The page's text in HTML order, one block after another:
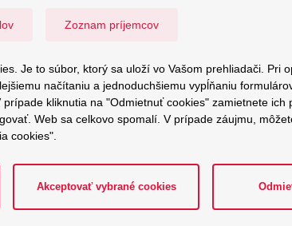
Zoznam príjemcov
Je to súbor, ktorý sa uloží vo Vašom prehliadači. Pri
načítaniu a jednoduchšiemu vypĺňaniu
kliknutia na "Odmietnuť cookies" zamietnete ich
Web sa celkovo spomalí. V prípade záujmu,
cookies".
Akceptovať vybrané cookies